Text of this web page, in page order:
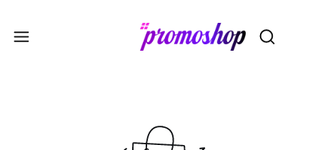
Otwórz